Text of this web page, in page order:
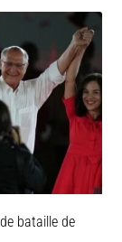
bataille de